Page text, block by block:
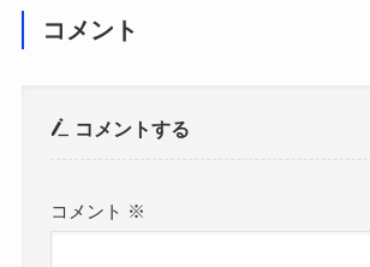
コメント
コメントする
コメント ※